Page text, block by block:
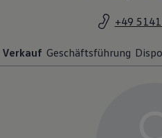
+49
Verkauf Geschäftsführung